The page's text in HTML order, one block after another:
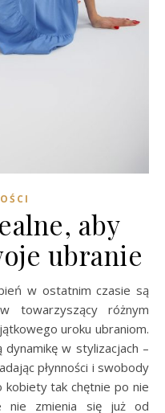
aby
ubranie
towarzyszący różnym
uroku ubraniom.
w stylizacjach –
płynności i swobody
kobiety tak chętnie po nie
nie zmienia się już od